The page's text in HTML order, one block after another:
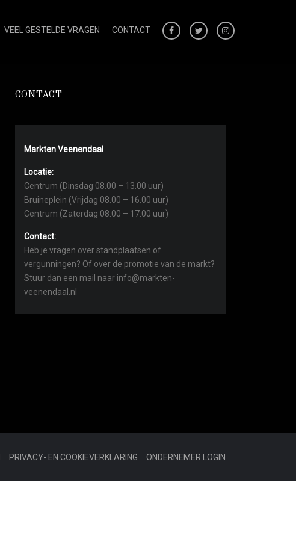
VEEL GESTELDE VRAGEN CONTACT
CONTACT
Markten Veenendaal
Locatie:
Centrum (Dinsdag 08.00 – 13.00 uur)
Bruineplein (Vrijdag 08.00 – 16.00 uur)
Centrum (Zaterdag 08.00 – 17.00 uur)
Contact:
Heb je vragen over standplaatsen of
vergunningen? Of over de promotie van de markt?
Stuur dan een mail naar info@markten-
veenendaal.nl
PRIVACY- EN COOKIEVERKLARING ONDERNEMER LOGIN